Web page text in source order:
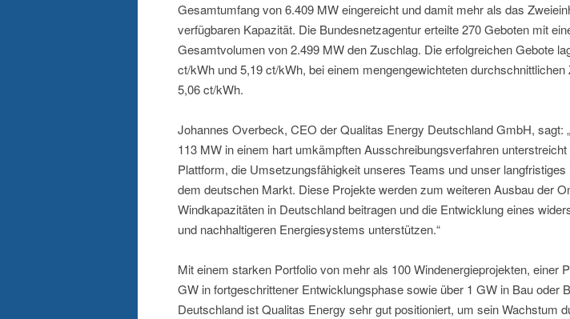
Gesamtumfang von 6.409 MW eingereicht und damit mehr als das
verfügbaren Kapazität. Die Bundesnetzagentur erteilte 270 Geboten mit
Gesamtvolumen von 2.499 MW den Zuschlag. Die erfolgreichen Gebote
ct/kWh und 5,19 ct/kWh, bei einem mengengewichteten
5,06 ct/kWh.
Johannes Overbeck, CEO der Qualitas Energy Deutschland GmbH, sagt:
113 MW in einem hart umkämpften Ausschreibungsverfahren
Plattform, die Umsetzungsfähigkeit unseres Teams und unser
dem deutschen Markt. Diese Projekte werden zum weiteren Ausbau der
Windkapazitäten in Deutschland beitragen und die Entwicklung eines
und nachhaltigeren Energiesystems unterstützen.“
Mit einem starken Portfolio von mehr als 100 Windenergieprojekten, einer
GW in fortgeschrittener Entwicklungsphase sowie über 1 GW in Bau oder
Deutschland ist Qualitas Energy sehr gut positioniert, um sein Wachstum